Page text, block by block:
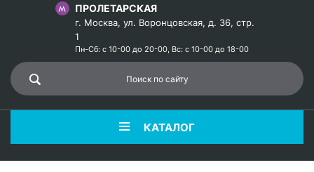
ПРОЛЕТАРСКАЯ
г. Москва, ул. Воронцовская, д. 36, стр.
1
Пн-Сб: с 10-00 до 20-00, Вс: с 10-00 до 18-00
КАТАЛОГ